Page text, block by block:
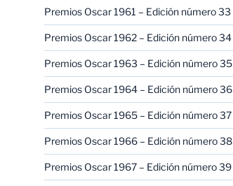
Premios Oscar 1961 – Edición número 33
Premios Oscar 1962 – Edición número 34
Premios Oscar 1963 – Edición número 35
Premios Oscar 1964 – Edición número 36
Premios Oscar 1965 – Edición número 37
Premios Oscar 1966 – Edición número 38
Premios Oscar 1967 – Edición número 39